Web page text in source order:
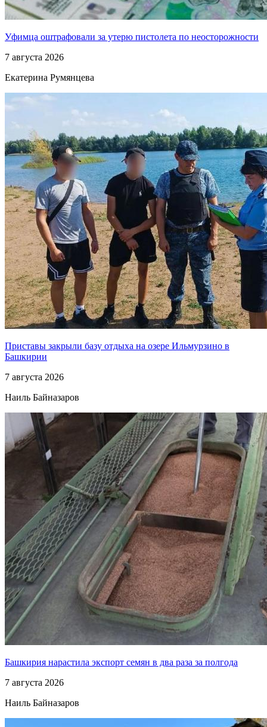
Уфимца оштрафовали за утерю пистолета по неосторожности
7 августа 2026
Екатерина Румянцева
Приставы закрыли базу отдыха на озере Ильмурзино в
Башкирии
7 августа 2026
Наиль Байназаров
Башкирия нарастила экспорт семян в два раза за полгода
7 августа 2026
Наиль Байназаров